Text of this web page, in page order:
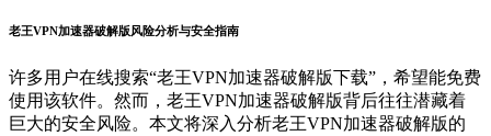
老王VPN加速器破解版风险分析与安全指南
许多用户在线搜索“老王VPN加速器破解版下载”，希望能免费
使用该软件。然而，老王VPN加速器破解版背后往往潜藏着
巨大的安全风险。本文将深入分析老王VPN加速器破解版的